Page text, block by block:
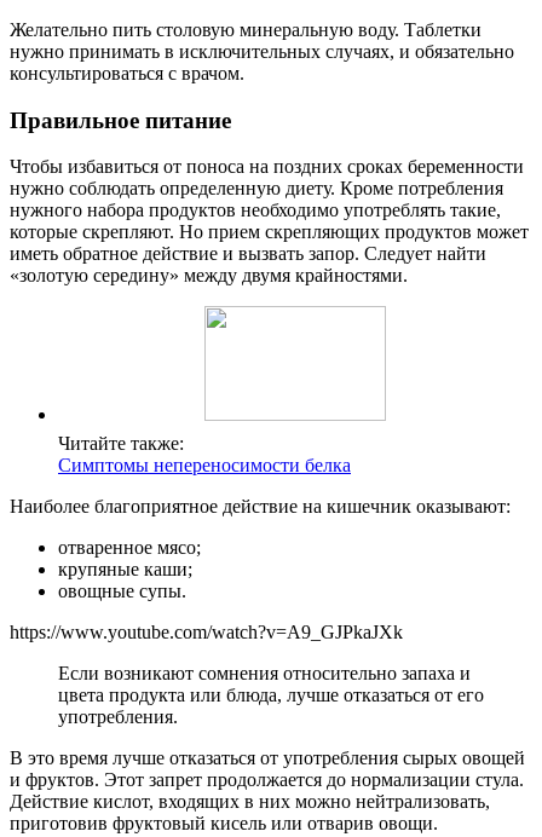
Желательно пить столовую минеральную воду. Таблетки
нужно принимать в исключительных случаях, и обязательно
консультироваться с врачом.
Правильное питание
Чтобы избавиться от поноса на поздних сроках беременности
нужно соблюдать определенную диету. Кроме потребления
нужного набора продуктов необходимо употреблять такие,
которые скрепляют. Но прием скрепляющих продуктов может
иметь обратное действие и вызвать запор. Следует найти
«золотую середину» между двумя крайностями.
Читайте также:
Симптомы непереносимости белка
Наиболее благоприятное действие на кишечник оказывают:
отваренное мясо;
крупяные каши;
овощные супы.
https://www.youtube.com/watch?v=A9_GJPkaJXk
Если возникают сомнения относительно запаха и
цвета продукта или блюда, лучше отказаться от его
употребления.
В это время лучше отказаться от употребления сырых овощей
и фруктов. Этот запрет продолжается до нормализации стула.
Действие кислот, входящих в них можно нейтрализовать,
приготовив фруктовый кисель или отварив овощи.